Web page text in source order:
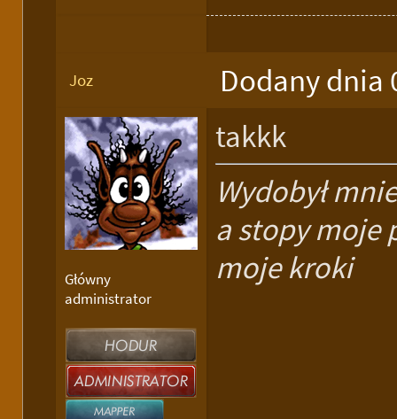
Joz Dodany dnia
Główny
administrator
takkk
Wydobył
a stopy moje
moje kroki